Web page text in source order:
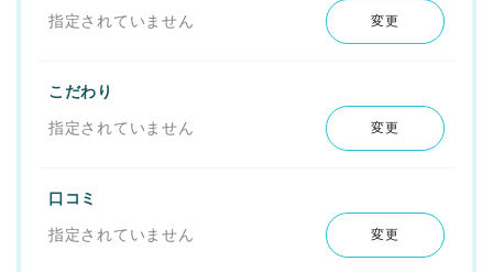
指定されていません 変更
こだわり
指定されていません 変更
口コミ
指定されていません 変更